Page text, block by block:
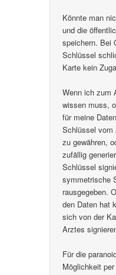
Könnte man
und die
speichern. Bei
Schlüssel
Karte kein
Wenn ich zum
wissen muss,
für meine
Schlüssel vom
zu gewähren,
zufällig
Schlüssel
symmetrische
rausgegeben.
den Daten hat
sich von der
Arztes
Für die
Möglichkeit